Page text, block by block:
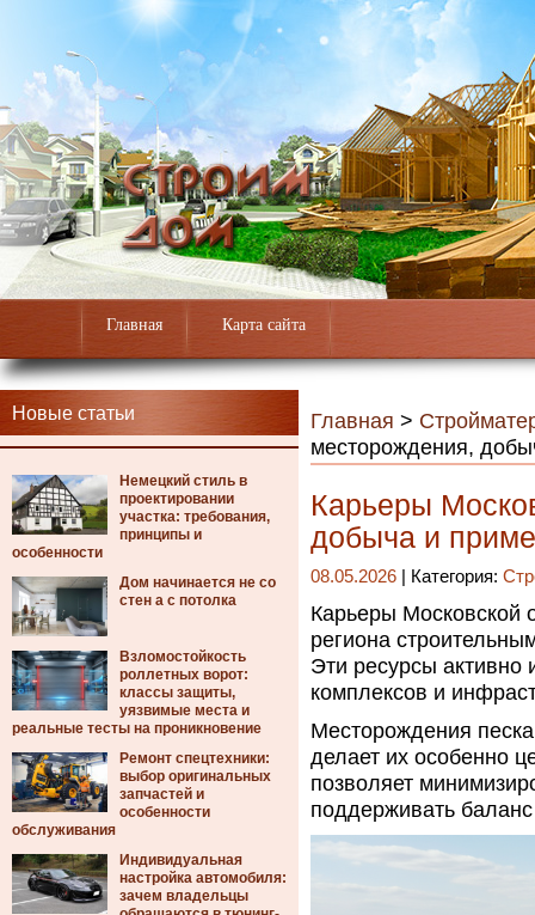
Главная Карта сайта
Новые статьи
Немецкий стиль в
проектировании
участка: требования,
принципы и
особенности
Дом начинается не со
стен а с потолка
Взломостойкость
роллетных ворот:
классы защиты,
уязвимые места и
реальные тесты на проникновение
Ремонт спецтехники:
выбор оригинальных
запчастей и
особенности
обслуживания
Индивидуальная
настройка автомобиля:
зачем владельцы
Главная >
месторождения,
Карьеры
добыча и
08.05.2026 | Категория:
Карьеры Московской
региона
Эти ресурсы активно
комплексов и
Месторождения
делает их особенно
позволяет
поддерживать